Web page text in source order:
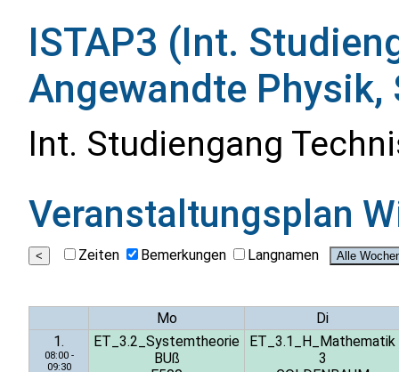
ISTAP3 (Int.
Angewandte Physik,
Int. Studiengang
Veranstaltungsplan
Zeiten Bemerkungen Langnamen
Mo
Di
1.
08:00 -
09:30
ET_3.2_Systemtheorie
BUß
ET_3.1_H_Mathematik
3